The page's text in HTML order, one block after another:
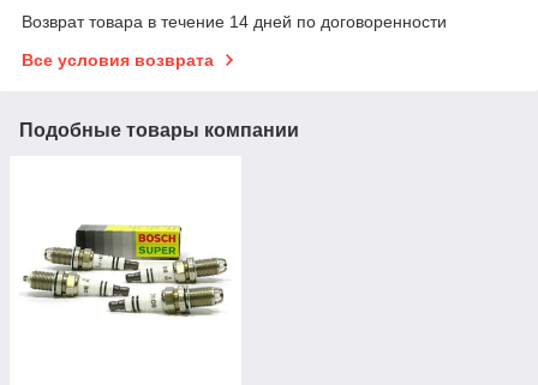
Возврат товара в течение 14 дней по договоренности
Все условия возврата
Подобные товары компании